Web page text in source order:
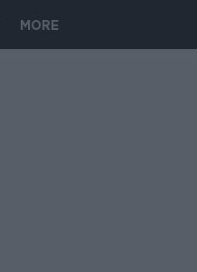
MORE